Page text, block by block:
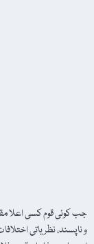
جب کوئی قوم کسی اعلا
و ناپسند، نظریاتی